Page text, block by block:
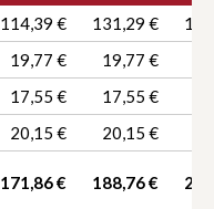
114,39 € 131,29 €
19,77 € 19,77 €
17,55 € 17,55 €
20,15 € 20,15 €
171,86 € 188,76 €